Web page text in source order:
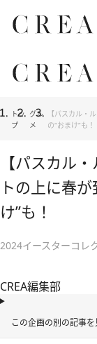
トッ
プ
グル
メ
【パスカル・
の“おまけ”も！
【パスカル
トの上に春
け”も！
2024イースターコレ
CREA編集部
この企画の別の記事を